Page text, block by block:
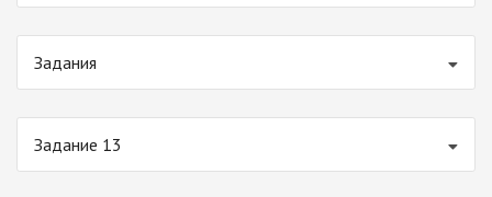
Задания
Задание 13